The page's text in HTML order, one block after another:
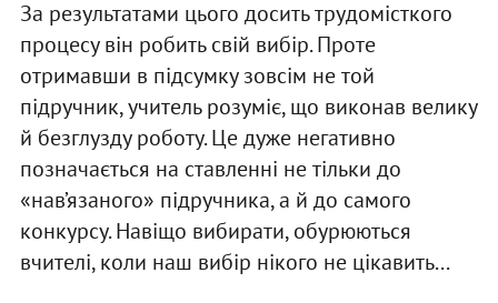
За результатами цього досить трудомісткого
процесу він робить свій вибір. Проте
отримавши в підсумку зовсім не той
підручник, учитель розуміє, що виконав велику
й безглузду роботу. Це дуже негативно
позначається на ставленні не тільки до
«нав’язаного» підручника, а й до самого
конкурсу. Навіщо вибирати, обурюються
вчителі, коли наш вибір нікого не цікавить...